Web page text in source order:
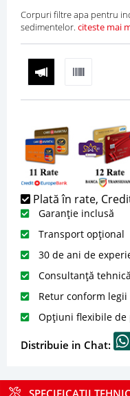
Corpuri filtre apa pentru
sedimentelor. citeste mai
Plată în rate,
Garanție inclusă
Transport opțional
30 de ani de
Consultanță tehnică
Retur conform legii
Opțiuni flexibile de
Distribuie in Chat:
SPECIFICATII